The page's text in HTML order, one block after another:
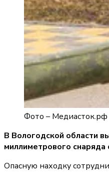
Фото – Медиасток.рф
В Вологодской области
миллиметрового
Опасную находку